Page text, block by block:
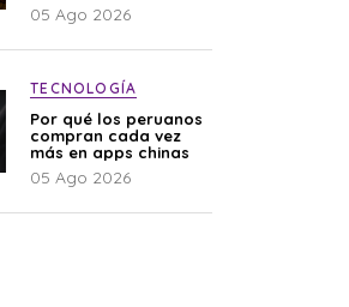
05 Ago 2026
TECNOLOGÍA
Por qué los peruanos
compran cada vez
más en apps chinas
05 Ago 2026